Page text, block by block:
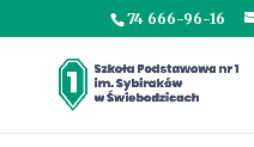
74 666-96-16